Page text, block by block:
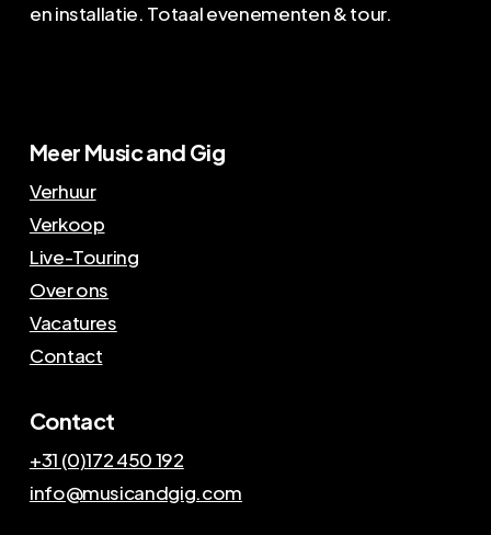
en installatie. Totaal evenementen & tour.
Meer Music and Gig
Verhuur
Verkoop
Live-Touring
Over ons
Vacatures
Contact
Contact
+31 (0)172 450 192
info@musicandgig.com